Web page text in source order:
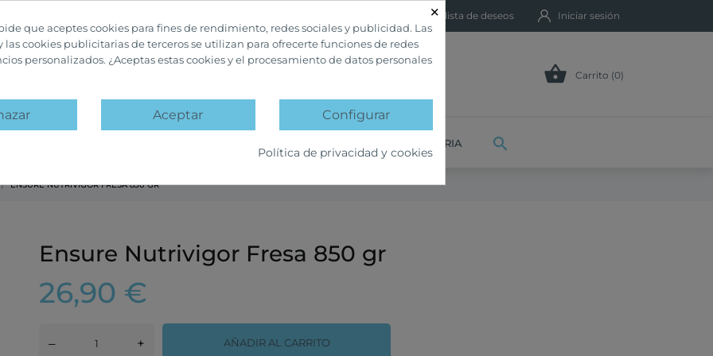
Mi lista de deseos Iniciar sesión
 Carrito (0)
VETERINARIA 
ENSURE NUTRIVIGOR FRESA 850 GR
Ensure Nutrivigor Fresa 850 gr
26,90 €
– + AÑADIR AL CARRITO
×
que aceptes cookies para fines de rendimiento, redes sociales y publicidad. Las
las cookies publicitarias de terceros se utilizan para ofrecerte funciones de redes
personalizados. ¿Aceptas estas cookies y el procesamiento de datos personales
Aceptar Configurar
Política de privacidad y cookies